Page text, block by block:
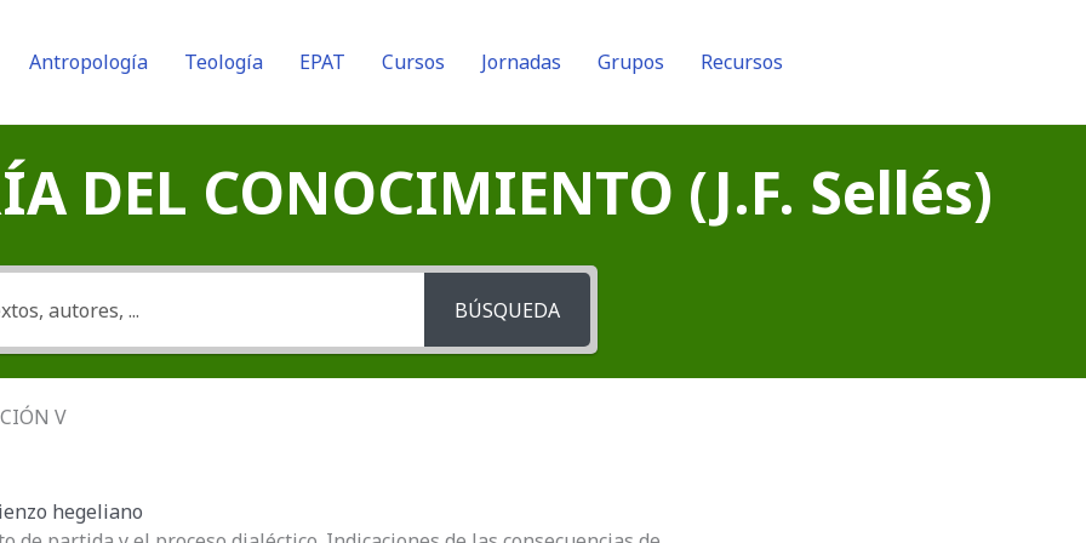
Antropología Teología EPAT Cursos Jornadas Grupos Recursos
DEL CONOCIMIENTO (J.F. Sellés)
BÚSQUEDA
V
hegeliano